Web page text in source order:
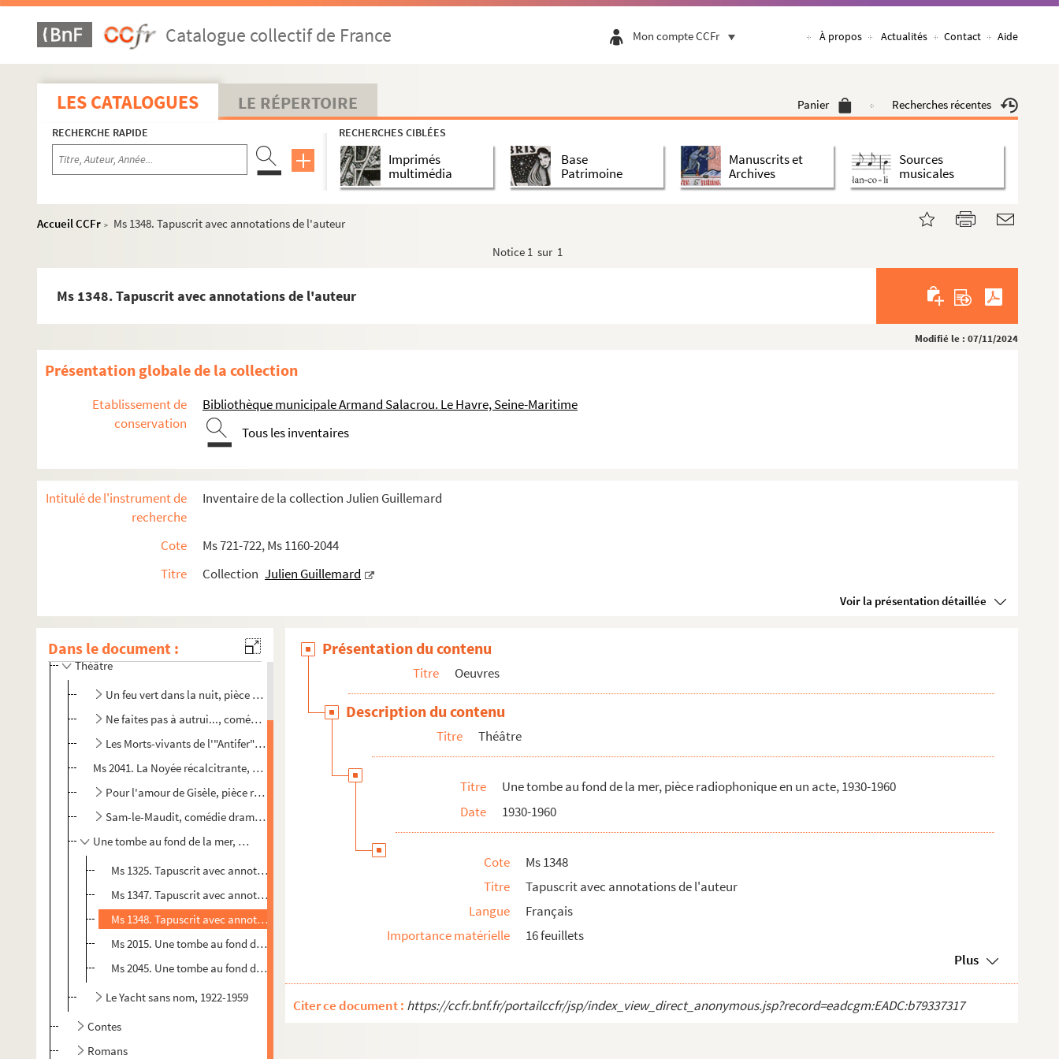
Catalogue collectif de France Mon compte CCFr À propos Actualités Contact Aide
LES CATALOGUES LE RÉPERTOIRE Panier Recherches récentes
RECHERCHE RAPIDE RECHERCHES CIBLÉES
Imprimés
multimédia
Base
Patrimoine
Manuscrits et
Archives
Sources
musicales
Accueil CCFr >
Ms 1348. Tapuscrit avec annotations de l'auteur
Notice 1 sur 1
Ms 1348. Tapuscrit avec annotations de l'auteur
Modifié le : 07/11/2024
Présentation globale de la collection
Etablissement de
conservation
Bibliothèque municipale Armand Salacrou. Le Havre, Seine-Maritime
Tous les inventaires
Intitulé de l'instrument de
recherche
Inventaire de la collection Julien Guillemard
Cote
Ms 721-722, Ms 1160-2044
Titre
Collection Julien Guillemard
Voir la présentation détaillée
Dans le document :
Récits autobiographiques
Théâtre
Un feu vert dans la nuit, pièce radiophonique en un acte, 1930-1960
Ne faites pas à autrui..., comédie dramatique en 3 actes, 1939-1942
Les Morts-vivants de l'"Antifer", pièce radiophonique en quatre parties, 1931
Ms 2041. La Noyée récalcitrante, comédie-farce en un acte : tapuscrit avec signature autographe
Pour l'amour de Gisèle, pièce radiophonique comique en un acte, 1930-1960
Sam-le-Maudit, comédie dramatique en 3 actes, 1943
Une tombe au fond de la mer, pièce radiophonique en un acte, 1930-1960
Ms 1325. Tapuscrit avec annotations manuscrites
Ms 1347. Tapuscrit avec annotations manuscrites de l'auteur et truffé avec un "plan synoptique d'un film"
Ms 1348. Tapuscrit avec annotations de l'auteur
Ms 2015. Une tombe au fond de la mer, synopsis : tapuscrit avec annotations manuscrites de l'auteur
Ms 2045. Une tombe au fond de la mer : tapuscrit
Le Yacht sans nom, 1922-1959
Contes
Romans
Présentation du contenu
Titre Oeuvres
Description du contenu
Titre Théâtre
Titre
Une tombe au fond de la mer, pièce radiophonique en un acte, 1930-1960
Date
1930-1960
Cote
Ms 1348
Titre
Tapuscrit avec annotations de l'auteur
Langue
Français
Importance matérielle
16 feuillets
Plus
Citer ce document : https://ccfr.bnf.fr/portailccfr/jsp/index_view_direct_anonymous.jsp?record=eadcgm:EADC:b79337317